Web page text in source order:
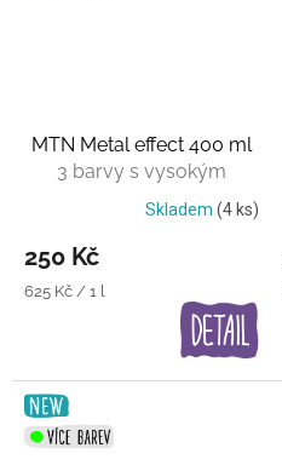
MTN Metal effect 400 ml
3 barvy s vysokým
leskemSkladem (4 ks)
250 Kč
Měrná
625 Kč / 1 l